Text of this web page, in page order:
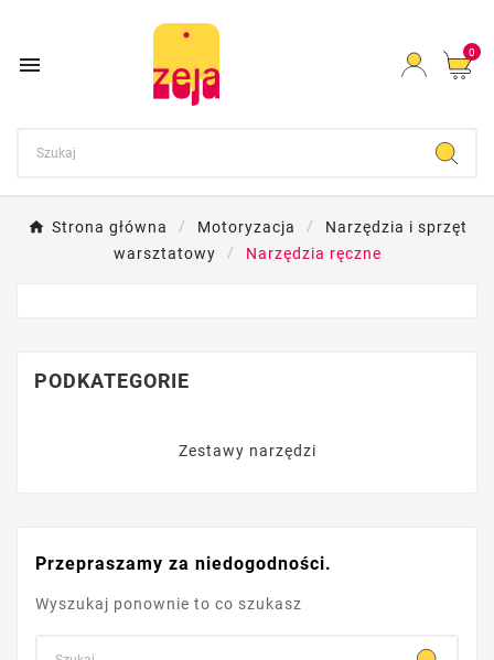
 0
Strona główna Motoryzacja
Narzędzia i sprzęt
warsztatowy
Narzędzia ręczne
PODKATEGORIE
Zestawy narzędzi
Przepraszamy za niedogodności.
Wyszukaj ponownie to co szukasz